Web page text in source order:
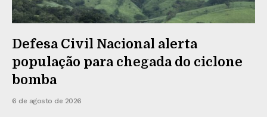
Defesa Civil Nacional alerta
população para chegada do ciclone
bomba
6 de agosto de 2026